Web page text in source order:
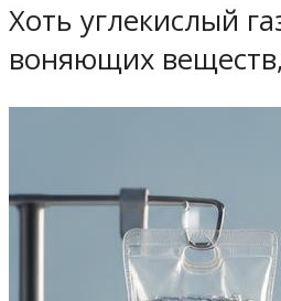
Хоть углекислый
воняющих